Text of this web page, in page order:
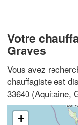
Votre
Graves
Vous avez
chauffagiste est
33640 (Aquitaine,
+